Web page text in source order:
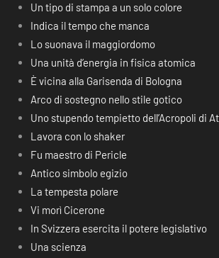
Un tipo di stampa a un solo colore
Indica il tempo che manca
Lo suonava il maggiordomo
Una unità d’energia in fisica atomica
È vicina alla Garisenda di Bologna
Arco di sostegno nello stile gotico
Uno stupendo tempietto dell’Acropoli di
Lavora con lo shaker
Fu maestro di Pericle
Antico simbolo egizio
La tempesta polare
Vi morì Cicerone
In Svizzera esercita il potere legislativo
Una scienza